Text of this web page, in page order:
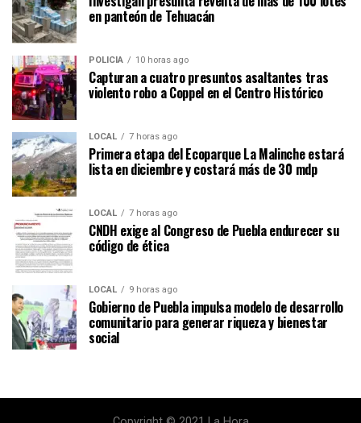
en panteón de Tehuacán
POLICÍA 10 horas ago
Capturan a cuatro presuntos asaltantes tras
violento robo a Coppel en el Centro Histórico
LOCAL 7 horas ago
Primera etapa del Ecoparque La Malinche estará
lista en diciembre y costará más de 30 mdp
LOCAL 7 horas ago
CNDH exige al Congreso de Puebla endurecer su
código de ética
LOCAL 9 horas ago
Gobierno de Puebla impulsa modelo de desarrollo
comunitario para generar riqueza y bienestar
social